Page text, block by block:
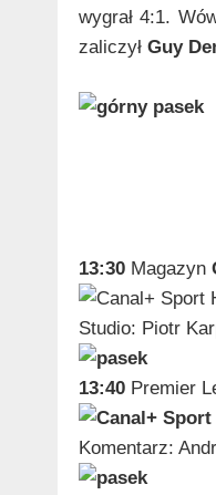
wygrał 4:1.
zaliczył Guy
13:30Magazyn
Studio: Piotr
13:40Premier
Komentarz: